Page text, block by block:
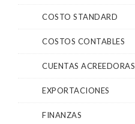
COSTO STANDARD
COSTOS CONTABLES
CUENTAS ACREEDORAS
EXPORTACIONES
FINANZAS